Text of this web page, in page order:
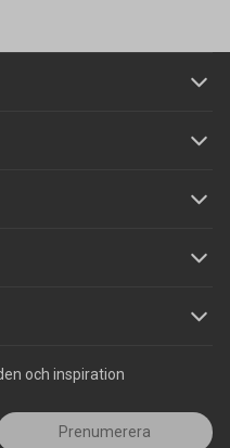
och inspiration
Prenumerera